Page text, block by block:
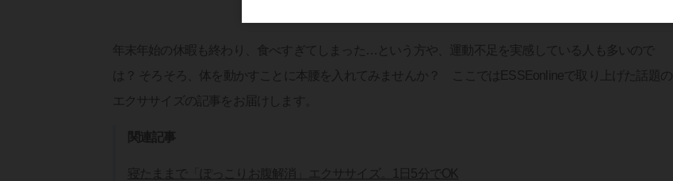
年末年始の休暇も終わり、食べすぎてしまった…という方や、運動不足を実感している人も多いので
は？ そろそろ、体を動かすことに本腰を入れてみませんか？ ここではESSEonlineで取り上げた話題の
エクササイズの記事をお届けします。
関連記事
寝たままで「ぽっこりお腹解消」エクササイズ。1日5分でOK